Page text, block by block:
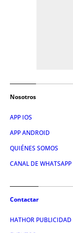
Nosotros
APP IOS
APP ANDROID
QUIÉNES SOMOS
CANAL DE WHATSAPP
Contactar
HATHOR PUBLICIDAD